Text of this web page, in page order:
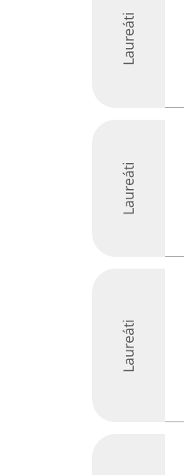
Laureáti
Laureáti
Laureáti